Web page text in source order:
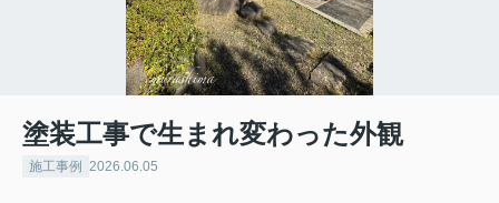
塗装工事で生まれ変わった外観
施工事例 2026.06.05